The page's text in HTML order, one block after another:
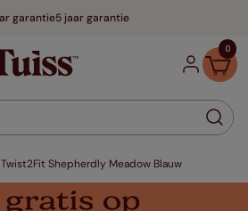
5 jaar garantie
0
Twist2Fit Shepherdly Meadow Blauw